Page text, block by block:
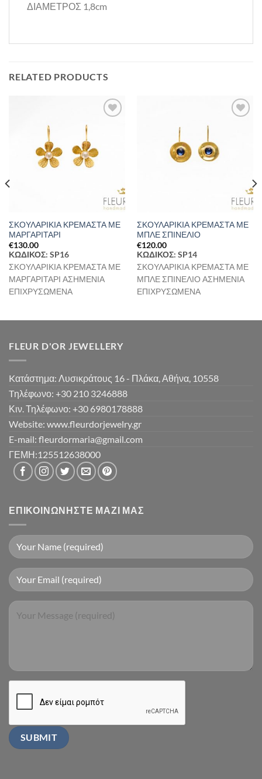
ΔΙΑΜΕΤΡΟΣ 1,8cm
RELATED PRODUCTS
Προσθήκη
στη Λίστα
Επιθυμιών
ΣΚΟΥΛΑΡΙΚΙΑ ΚΡΕΜΑΣΤΑ ΜΕ
ΜΑΡΓΑΡΙΤΑΡΙ
€130.00
ΚΩΔΙΚΟΣ: SP16
ΣΚΟΥΛΑΡΙΚΙΑ ΚΡΕΜΑΣΤΑ ΜΕ
ΜΑΡΓΑΡΙΤΑΡΙ ΑΣΗΜΕΝΙΑ
ΕΠΙΧΡΥΣΩΜΕΝΑ
Επιθυμιών
ΣΚΟΥΛΑΡΙΚΙΑ ΚΡΕΜΑΣΤΑ ΜΕ
ΜΠΛΕ ΣΠΙΝΕΛΙΟ
€120.00
ΚΩΔΙΚΟΣ: SP14
ΣΚΟΥΛΑΡΙΚΙΑ ΚΡΕΜΑΣΤΑ ΜΕ
ΜΠΛΕ ΣΠΙΝΕΛΙΟ ΑΣΗΜΕΝΙΑ
ΕΠΙΧΡΥΣΩΜΕΝΑ
FLEUR D'OR JEWELLERY
Kατάστημα: Λυσικράτους 16 - Πλάκα, Αθήνα, 10558
Tηλέφωνο: +30 210 3246888
Κιν. Τηλέφωνο: +30 6980178888
Website: www.fleurdorjewelry.gr
E-mail: fleurdormaria@gmail.com
ΓΕΜΗ:125512638000
ΕΠΙΚΟΙΝΩΝΉΣΤΕ ΜΑΖΊ ΜΑΣ